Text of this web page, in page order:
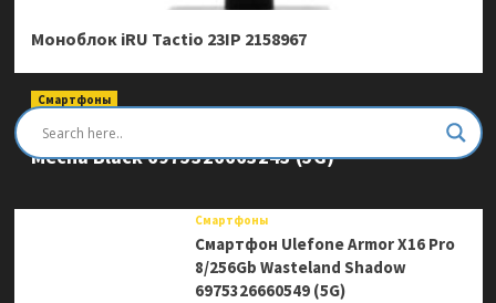
Моноблок iRU Tactio 23IP 2158967
Смартфоны
Смартфон Ulefone Armor Mini 20 Pro 8/256Gb
Mecha Black 6975326663243 (5G)
Смартфоны
Смартфон Ulefone Armor X16 Pro
8/256Gb Wasteland Shadow
6975326660549 (5G)